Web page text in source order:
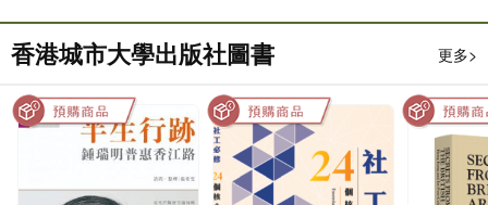
香港城市大學出版社圖書 更多>